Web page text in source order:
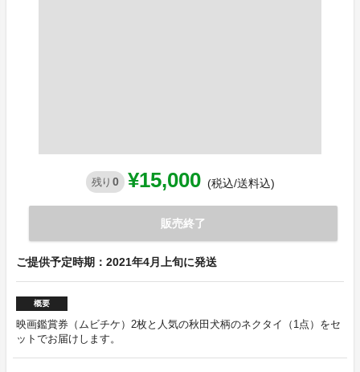
残り 0 ¥15,000 (税込/送料込)
販売終了
ご提供予定時期：2021年4月上旬に発送
概要
映画鑑賞券（ムビチケ）2枚と人気の秋田犬柄のネクタイ（1点）をセ
ットでお届けします。